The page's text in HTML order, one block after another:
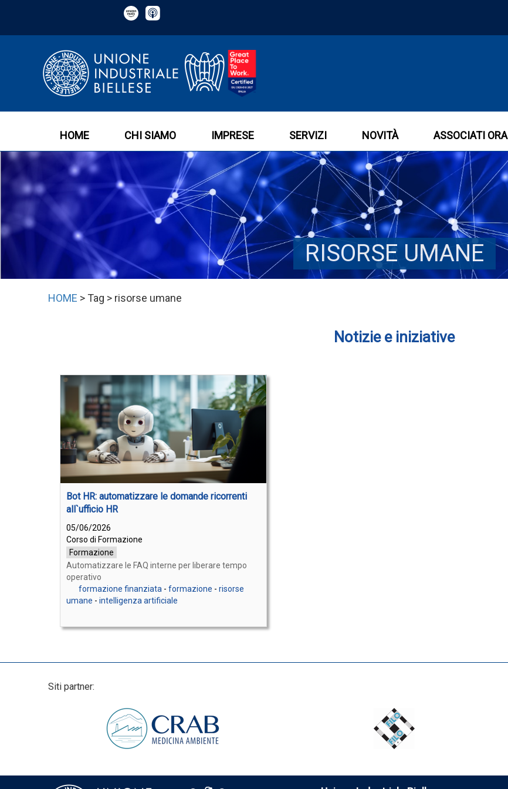
HOME CHI SIAMO IMPRESE SERVIZI NOVITÀ ASSOCIATI ORA
RISORSE UMANE
HOME > Tag > risorse umane
Notizie e iniziative
Bot HR: automatizzare le domande ricorrenti
all`ufficio HR
05/06/2026
Corso di Formazione
Formazione
Automatizzare le FAQ interne per liberare tempo
operativo
formazione finanziata - formazione - risorse
umane - intelligenza artificiale
Siti partner: